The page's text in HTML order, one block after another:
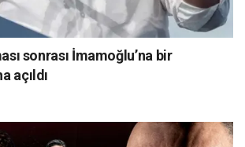
sonrası İmamoğlu’na bir
açıldı